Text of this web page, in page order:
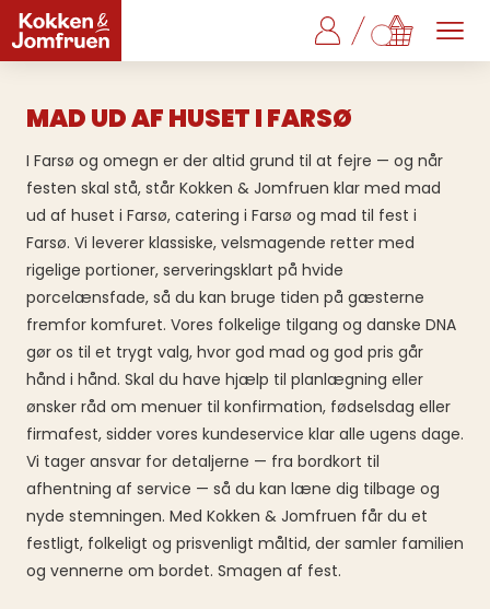
MAD UD AF HUSET I FARSØ
I Farsø og omegn er der altid grund til at fejre — og når
festen skal stå, står Kokken & Jomfruen klar med mad
ud af huset i Farsø, catering i Farsø og mad til fest i
Farsø. Vi leverer klassiske, velsmagende retter med
rigelige portioner, serveringsklart på hvide
porcelænsfade, så du kan bruge tiden på gæsterne
fremfor komfuret. Vores folkelige tilgang og danske DNA
gør os til et trygt valg, hvor god mad og god pris går
hånd i hånd. Skal du have hjælp til planlægning eller
ønsker råd om menuer til konfirmation, fødselsdag eller
firmafest, sidder vores kundeservice klar alle ugens dage.
Vi tager ansvar for detaljerne — fra bordkort til
afhentning af service — så du kan læne dig tilbage og
nyde stemningen. Med Kokken & Jomfruen får du et
festligt, folkeligt og prisvenligt måltid, der samler familien
og vennerne om bordet. Smagen af fest.